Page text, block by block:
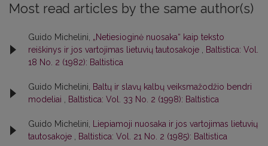
Most read articles by the same author(s)
Guido Michelini, „Netiesioginė nuosaka“ kaip teksto
reiškinys ir jos vartojimas lietuvių tautosakoje
Baltistica: Vol.
18 No. 2 (1982): Baltistica
Guido Michelini,
Baltų ir slavų kalbų veiksmažodžio bendri
modeliai
Baltistica: Vol. 33 No. 2 (1998): Baltistica
Guido Michelini,
Liepiamoji nuosaka ir jos vartojimas lietuvių
tautosakoje
Baltistica: Vol. 21 No. 2 (1985): Baltistica